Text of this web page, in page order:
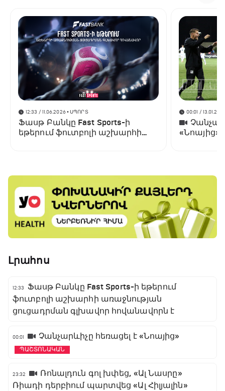
12:33 / 11.06.2026• ՍՊՈՐՏ
Ֆասթ Բանկը Fast Sports-ի
եթերում ֆուտբոլի աշխարհի
00:01 /
«Նոայից»
Լրահոս
12:33
Ֆասթ Բանկը Fast Sports-ի եթերում
ֆուտբոլի աշխարհի առաջնության
ցուցադրման գլխավոր հովանավորն է
00:01 Չանչարևիչը հեռացել է «Նոայից»
ՊԱՇՏՈՆԱԿԱՆ
23:32
Ռոնալդուն գոլ խփեց, «Ալ Նասրը»
Ռիադի դերբիում պարտվեց «Ալ Հիլյալին»